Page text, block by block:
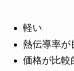
軽い
熱伝導率が
価格が比較